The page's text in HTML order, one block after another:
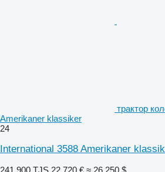
трактор
Amerikaner klassiker
24
International 3588 Amerikaner
241 900 TJS 22 720 € ≈ 26 250 $